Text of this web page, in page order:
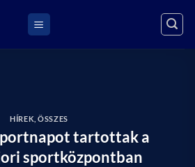
HÍREK ,ÖSSZES
tartottak a
sportközpontban